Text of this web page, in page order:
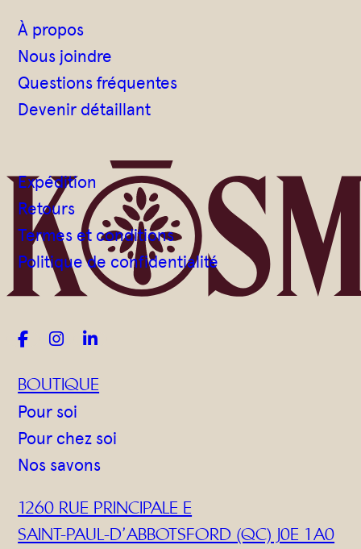
À propos
Nous joindre
Questions fréquentes
Devenir détaillant
Expédition
Retours
Termes et conditions
Politique de confidentialité
  
BOUTIQUE
Pour soi
Pour chez soi
Nos savons
1260 RUE PRINCIPALE E
SAINT-PAUL-D’ABBOTSFORD (QC) J0E 1A0